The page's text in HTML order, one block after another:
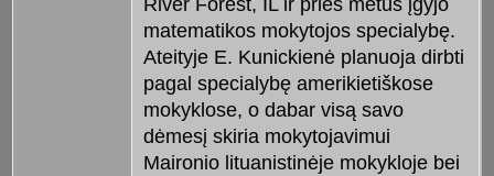
River Forest, IL ir prieš metus įgyjo
matematikos mokytojos specialybę.
Ateityje E. Kunickienė planuoja dirb­ti
pagal specialybę amerikietiškose
mokyklose, o dabar visą savo
dėmesį skiria mokytojavimui
Maironio lituanistinėje mokykloje bei